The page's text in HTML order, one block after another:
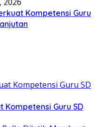
Kompetensi Guru
Kompetensi Guru SD